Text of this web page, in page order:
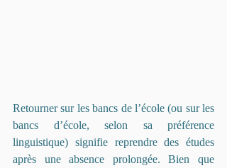
Retourner sur les bancs de l’école (ou sur les
bancs d’école, selon sa préférence
linguistique) signifie reprendre des études
après une absence prolongée. Bien que